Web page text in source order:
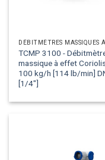
TCMP 3100 -
massique à effet
100 kg/h [114 lb/min]
[1/4"]